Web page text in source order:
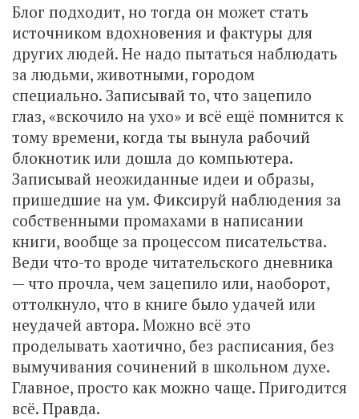
Блог подходит, но тогда он может стать
источником вдохновения и фактуры для
других людей. Не надо пытаться наблюдать
за людьми, животными, городом
специально. Записывай то, что зацепило
глаз, «вскочило на ухо» и всё ещё помнится к
тому времени, когда ты вынула рабочий
блокнотик или дошла до компьютера.
Записывай неожиданные идеи и образы,
пришедшие на ум. Фиксируй наблюдения за
собственными промахами в написании
книги, вообще за процессом писательства.
Веди что-то вроде читательского дневника
— что прочла, чем зацепило или, наоборот,
оттолкнуло, что в книге было удачей или
неудачей автора. Можно всё это
проделывать хаотично, без расписания, без
вымучивания сочинений в школьном духе.
Главное, просто как можно чаще. Пригодится
всё. Правда.